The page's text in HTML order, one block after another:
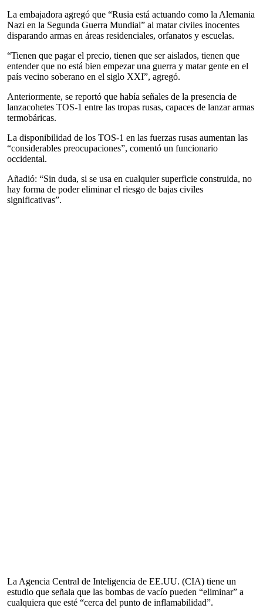
La embajadora agregó que “Rusia está actuando como la Alemania
Nazi en la Segunda Guerra Mundial” al matar civiles inocentes
disparando armas en áreas residenciales, orfanatos y escuelas.
“Tienen que pagar el precio, tienen que ser aislados, tienen que
entender que no está bien empezar una guerra y matar gente en el
país vecino soberano en el siglo XXI”, agregó.
Anteriormente, se reportó que había señales de la presencia de
lanzacohetes TOS-1 entre las tropas rusas, capaces de lanzar armas
termobáricas.
La disponibilidad de los TOS-1 en las fuerzas rusas aumentan las
“considerables preocupaciones”, comentó un funcionario
occidental.
Añadió: “Sin duda, si se usa en cualquier superficie construida, no
hay forma de poder eliminar el riesgo de bajas civiles
significativas”.
La Agencia Central de Inteligencia de EE.UU. (CIA) tiene un
estudio que señala que las bombas de vacío pueden “eliminar” a
cualquiera que esté “cerca del punto de inflamabilidad”.